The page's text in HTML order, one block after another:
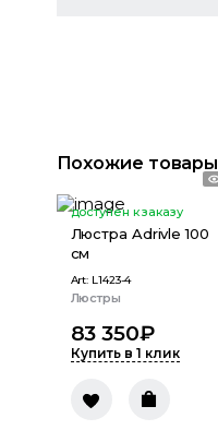
Похожие товары
доступен к заказу
Люстра Adrivle 100
см
Art: L1423-4
Люстры
83 350₽
Купить в 1 клик